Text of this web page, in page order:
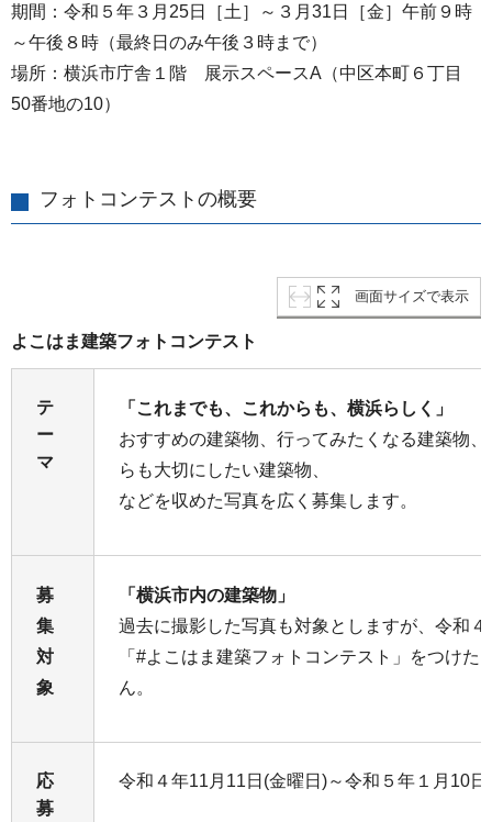
期間：令和５年３月25日［土］～３月31日［金］午前９時
～午後８時（最終日のみ午後３時まで）
場所：横浜市庁舎１階 展示スペースA（中区本町６丁目
50番地の10）
フォトコンテストの概要
画面サイズで表示
よこはま建築フォトコンテスト
テ
ー
マ
「これまでも、これからも、横浜らしく」
おすすめの建築物、行ってみたくなる建築物
らも大切にしたい建築物、
などを収めた写真を広く募集します。
募
集
対
象
「横浜市内の建築物」
過去に撮影した写真も対象としますが、令和
「#よこはま建築フォトコンテスト」をつけた
ん。
応
募
令和４年11月11日(金曜日)～令和５年１月10日